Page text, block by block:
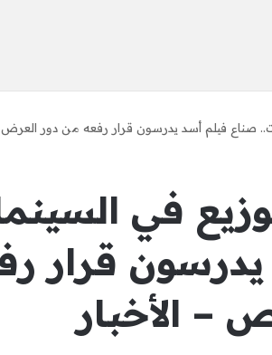
صناع فيلم أسد يدرسون قرار رفعه من دور
في
قرار
الأخبار